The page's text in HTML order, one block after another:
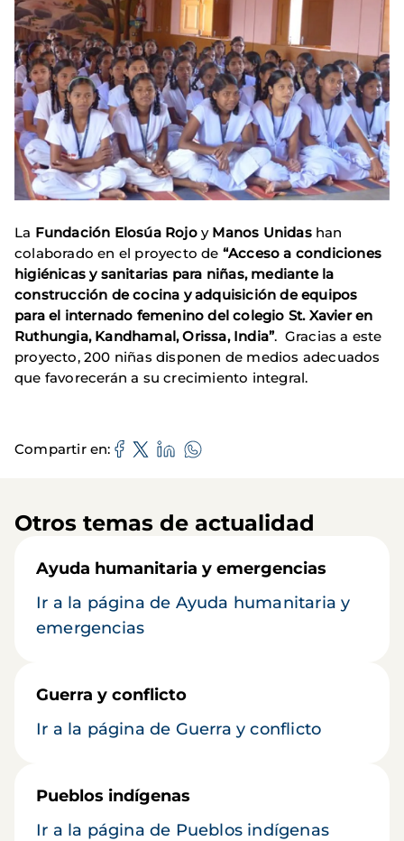
La Fundación Elosúa Rojoy Manos Unidashan
colaborado en el proyecto de “Acceso a condiciones
higiénicas y sanitarias para niñas, mediante la
construcción de cocina y adquisición de equipos
para el internado femenino del colegio St. Xavier en
Ruthungia, Kandhamal, Orissa, India”. Gracias a este
proyecto, 200 niñas disponen de medios adecuados
que favorecerán a su crecimiento integral.
Compartir en
Otros temas de actualidad
Ayuda humanitaria y emergencias
Ir a la página de Ayuda humanitaria y
emergencias
Guerra y conflicto
Ir a la página de Guerra y conflicto
Pueblos indígenas
Ir a la página de Pueblos indígenas